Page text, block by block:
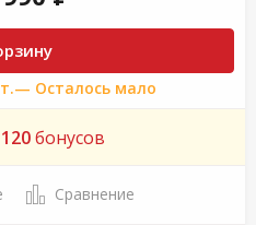
— Осталось мало
бонусов
Сравнение